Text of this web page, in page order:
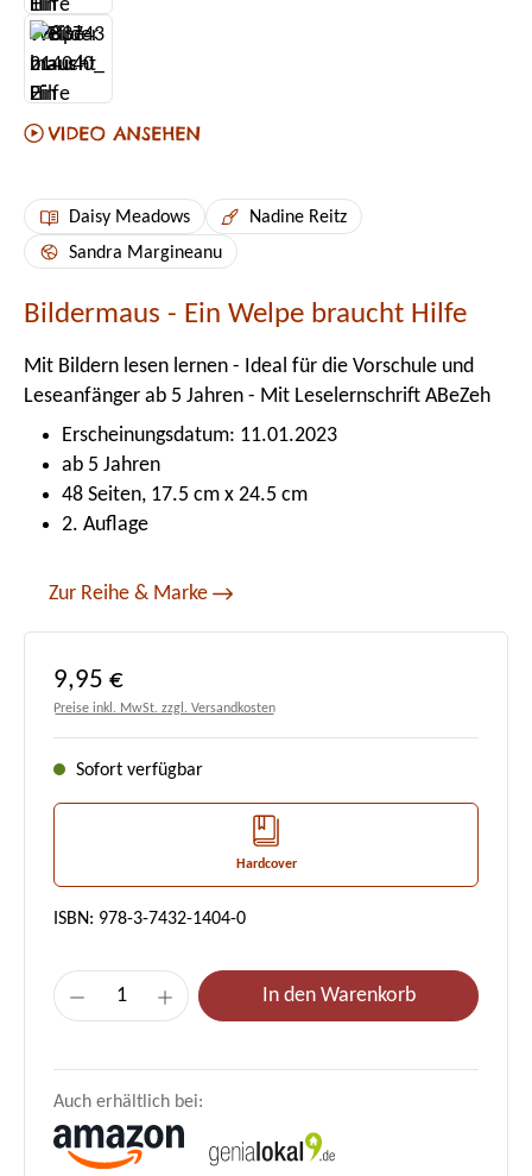
Daisy Meadows
Nadine Reitz
Sandra Margineanu
Bildermaus - Ein Welpe braucht Hilfe
Mit Bildern lesen lernen - Ideal für die Vorschule und
Leseanfänger ab 5 Jahren - Mit Leselernschrift ABeZeh
Erscheinungsdatum: 11.01.2023
ab 5 Jahren
48 Seiten, 17.5 cm x 24.5 cm
2. Auflage
Zur Reihe & Marke
Regulärer Preis:
9,95 €
Preise inkl. MwSt. zzgl. Versandkosten
Sofort verfügbar
Hardcover
ISBN: 978-3-7432-1404-0
Produkt Anzahl: Gib den gewünschten
In den Warenkorb
Auch erhältlich bei: